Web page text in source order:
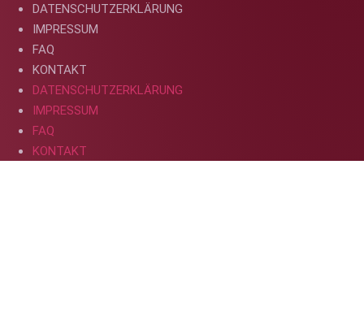
DATENSCHUTZERKLÄRUNG
IMPRESSUM
FAQ
KONTAKT
DATENSCHUTZERKLÄRUNG
IMPRESSUM
FAQ
KONTAKT